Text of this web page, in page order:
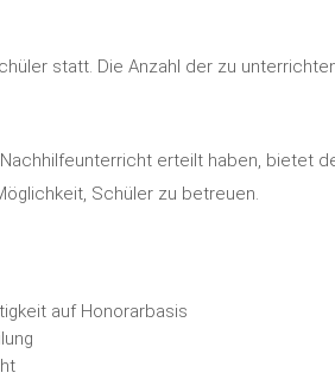
statt. Die Anzahl der zu
erteilt haben, bietet
Schüler zu betreuen.
auf Honorarbasis